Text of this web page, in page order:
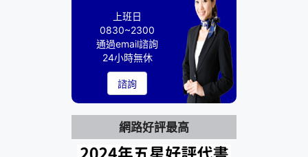
上班日
0830~2300
通過email諮詢
24小時無休
諮詢
網路好評最高